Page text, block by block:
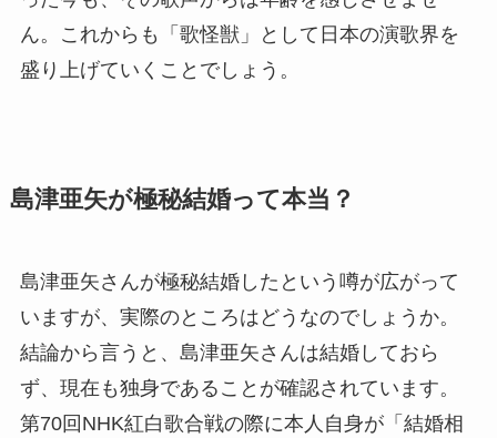
ん。これからも「歌怪獣」として日本の演歌界を
盛り上げていくことでしょう。
島津亜矢が極秘結婚って本当？
島津亜矢さんが極秘結婚したという噂が広がって
いますが、実際のところはどうなのでしょうか。
結論から言うと、島津亜矢さんは結婚しておら
ず、現在も独身であることが確認されています。
第70回NHK紅白歌合戦の際に本人自身が「結婚相